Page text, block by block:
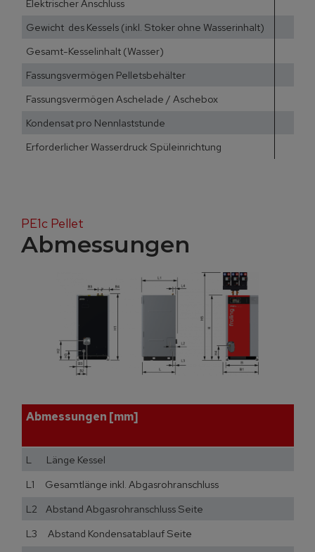
Elektrischer Anschluss
Gewicht des Kessels (inkl. Stoker ohne Wasserinhalt)
Gesamt-Kesselinhalt (Wasser)
Fassungsvermögen Pelletsbehälter
Fassungsvermögen Aschelade / Aschebox
Kondensat pro Nennlaststunde
Erforderlicher Wasserdruck Spüleinrichtung
PE1c Pellet
Abmessungen
Abmessungen [mm]
L Länge Kessel
L1 Gesamtlänge inkl. Abgasrohranschluss
L2 Abstand Abgasrohranschluss Seite
L3 Abstand Kondensatablauf Seite